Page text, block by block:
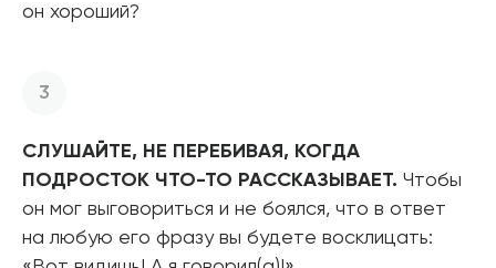
он хороший?
СЛУШАЙТЕ, НЕ ПЕРЕБИВАЯ, КОГДА
ПОДРОСТОК ЧТО-ТО РАССКАЗЫВАЕТ. Чтобы
он мог выговориться и не боялся, что в ответ
на любую его фразу вы будете восклицать: